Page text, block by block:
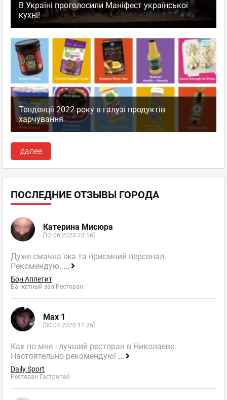
В Україні проголосили Маніфест української
кухні!
Тенденції 2022 року в галузі продуктів
харчування
далее
ПОСЛЕДНИЕ ОТЗЫВЫ ГОРОДА
Катерина Мисюра
[12.06.2023 23:16]
Дуже смачна їжа та приємний персонал.
Рекомендую. ...
Бон Аппетит
Банкетный зал Ресторан
Max 1
[30.04.2020 11:25]
Как по мне - лучший ресторан в Николаеве.
Настоятельно рекомендую! ...
Daily Sport
Ресторан Гастропаб